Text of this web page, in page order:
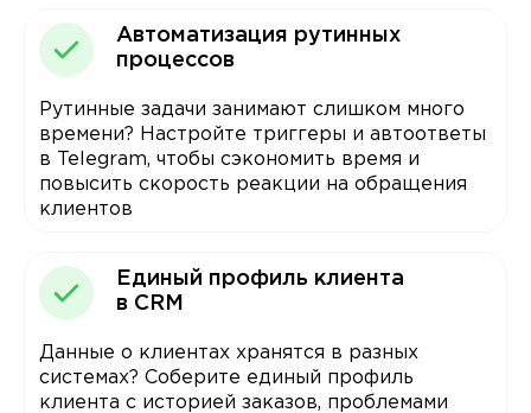
Автоматизация рутинных
процессов
Рутинные задачи занимают слишком много
времени? Настройте триггеры и автоответы
в Telegram, чтобы сэкономить время и
повысить скорость реакции на обращения
клиентов
Единый профиль клиента
в CRM
Данные о клиентах хранятся в разных
системах? Соберите единый профиль
клиента с историей заказов, проблемами